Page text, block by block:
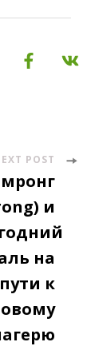
POST
и
на
пути к